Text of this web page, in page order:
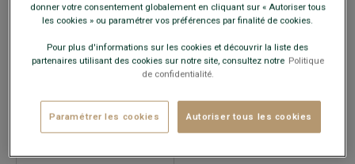
COULEURS DISPONIBLES
En cas d'hésitation, choisir la pointure au-dessus de votre
donner votre consentement globalement en cliquant sur « Autoriser tous
les cookies » ou paramétrer vos préférences par finalité de cookies.
Pour plus d'informations sur les cookies et découvrir la liste des
partenaires utilisant des cookies sur notre site, consultez notre Politique
de confidentialité.
Paramétrer les cookies Autoriser tous les cookies